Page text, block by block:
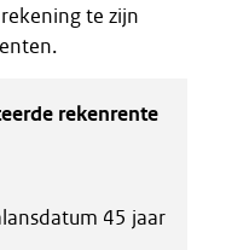
te zijn
rekenrente
45 jaar